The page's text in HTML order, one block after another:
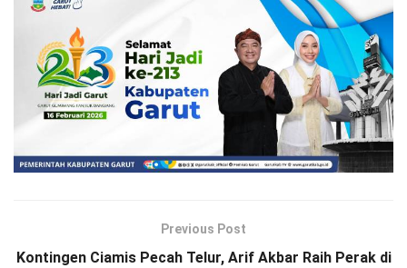
Previous Post
Kontingen Ciamis Pecah Telur, Arif Akbar Raih Perak di